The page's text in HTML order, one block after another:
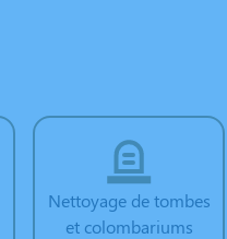
Nettoyage de tombes
et colombariums